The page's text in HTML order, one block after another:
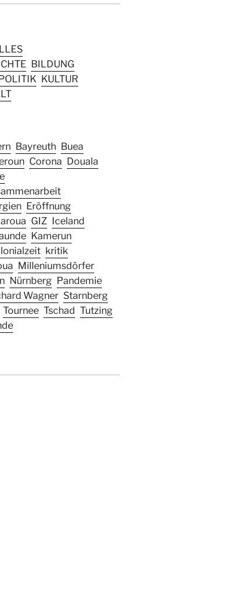
BILDUNG
KULTUR
Bayreuth Buea
Corona Douala
Eröffnung
GIZ Iceland
Kamerun
kritik
Milleniumsdörfer
Nürnberg Pandemie
Wagner Starnberg
Tournee Tschad Tutzing